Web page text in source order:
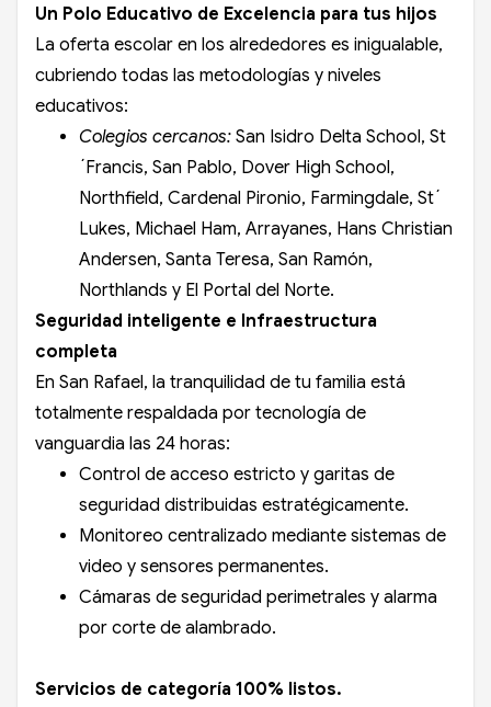
Un Polo Educativo de Excelencia para tus hijos
La oferta escolar en los alrededores es inigualable,
cubriendo todas las metodologías y niveles
educativos:
Colegios cercanos: San Isidro Delta School, St
´Francis, San Pablo, Dover High School,
Northfield, Cardenal Pironio, Farmingdale, St´
Lukes, Michael Ham, Arrayanes, Hans Christian
Andersen, Santa Teresa, San Ramón,
Northlands y El Portal del Norte.
Seguridad inteligente e Infraestructura
completa
En San Rafael, la tranquilidad de tu familia está
totalmente respaldada por tecnología de
vanguardia las 24 horas:
Control de acceso estricto y garitas de
seguridad distribuidas estratégicamente.
Monitoreo centralizado mediante sistemas de
video y sensores permanentes.
Cámaras de seguridad perimetrales y alarma
por corte de alambrado.
Servicios de categoría 100% listos.